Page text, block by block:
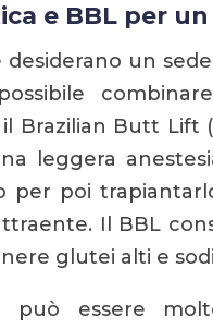
e BBL per
desiderano un
Brazilian Butt Lift
leggera
per poi
Il BBL
glutei alti e
può essere